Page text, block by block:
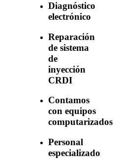
Diagnóstico
electrónico
Reparación
de sistema
de
inyección
CRDI
Contamos
con equipos
computarizados
Personal
especializado